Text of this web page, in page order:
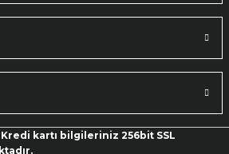
Kredi kartı bilgileriniz 256bit SSL